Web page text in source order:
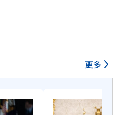
更多